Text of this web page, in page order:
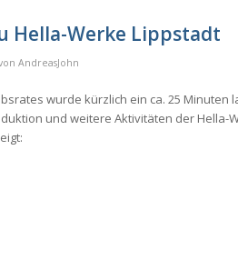
Hella-Werke Lippstadt
AndreasJohn
wurde kürzlich ein ca. 25 Minuten
und weitere Aktivitäten der Hella-